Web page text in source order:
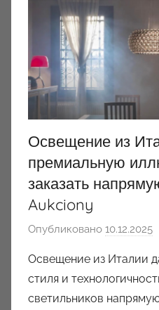
Освещение из
премиальную
заказать
Aukciony
Опубликовано 10.12.2025
т
о
р
Освещение из Италии
стиля и
светильников